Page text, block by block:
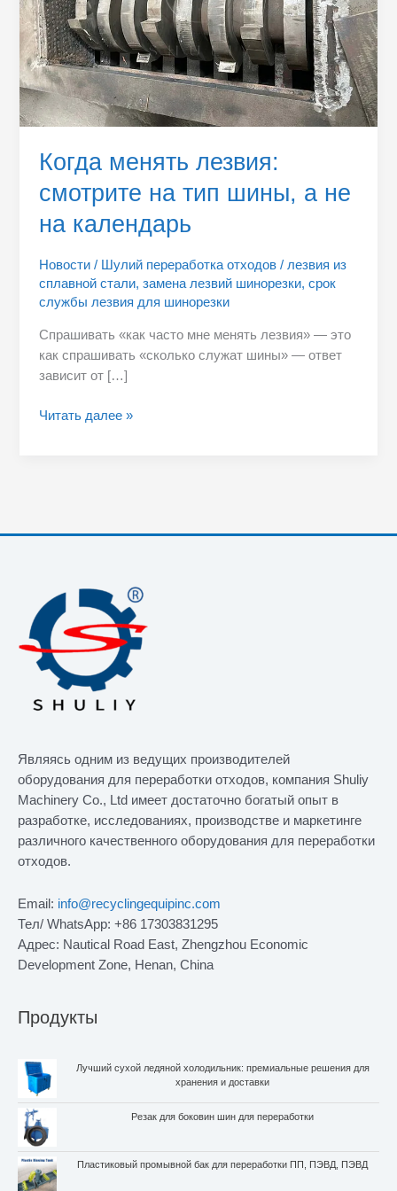
Когда менять лезвия:
смотрите на тип шины, а не
на календарь
Новости / Шулий переработка отходов/лезвия из
сплавной стали,замена лезвий шинорезки,срок
службы лезвия для шинорезки
Спрашивать «как часто мне менять лезвия» — это
как спрашивать «сколько служат шины» — ответ
зависит от […]
а
не
на
календарь
Читать далее »
Являясь одним из ведущих производителей
оборудования для переработки отходов, компания Shuliy
Machinery Co., Ltd имеет достаточно богатый опыт в
разработке, исследованиях, производстве и маркетинге
различного качественного оборудования для переработки
отходов.
Email: info@recyclingequipinc.com
Тел/ WhatsApp: +86 17303831295
Адрес: Nautical Road East, Zhengzhou Economic
Development Zone, Henan, China
Продукты
Лучший сухой ледяной холодильник: премиальные решения для
хранения и доставки
Резак для боковин шин для переработки
Пластиковый промывной бак для переработки ПП, ПЭВД, ПЭВД